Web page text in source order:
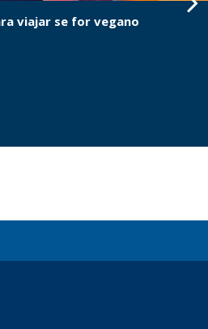
viajar se for vegano